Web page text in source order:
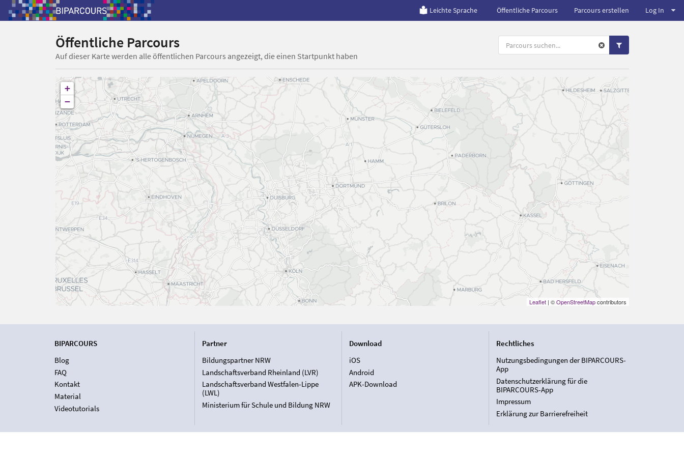
Leichte Sprache Öffentliche Parcours Parcours erstellen Log In
Öffentliche Parcours
Auf dieser Karte werden alle öffentlichen Parcours angezeigt, die einen Startpunkt haben
+
−
Leaflet| ©OpenStreetMapcontributors
BIPARCOURS
Blog
FAQ
Kontakt
Material
Videotutorials
Partner
Bildungspartner NRW
Landschaftsverband Rheinland (LVR)
Landschaftsverband Westfalen-Lippe
(LWL)
Ministerium für Schule und Bildung NRW
Download
iOS
Android
APK-Download
Rechtliches
Nutzungsbedingungen der BIPARCOURS-
App
Datenschutzerklärung für die
BIPARCOURS-App
Impressum
Erklärung zur Barrierefreiheit